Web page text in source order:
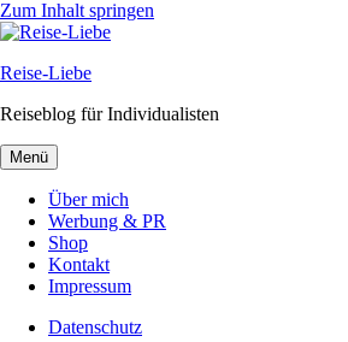
Zum Inhalt springen
Reise-Liebe
Reiseblog für Individualisten
Menü
Über mich
Werbung & PR
Shop
Kontakt
Impressum
Datenschutz